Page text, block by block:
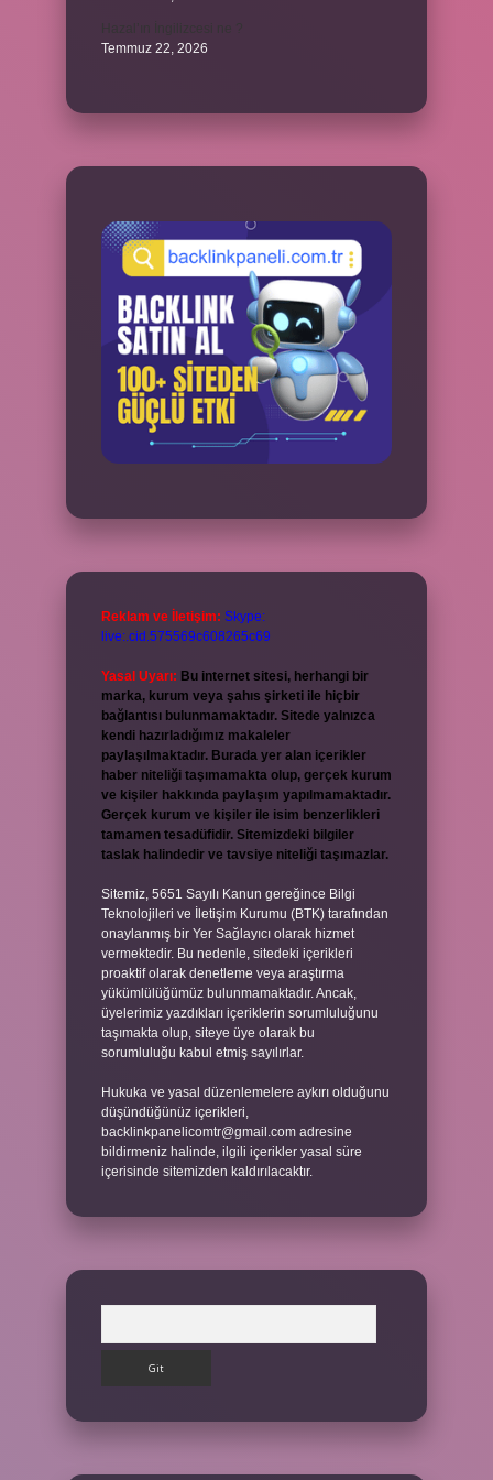
Temmuz 22, 2026
Reklam ve İletişim: Skype:
live:.cid.575569c608265c69
Yasal Uyarı: Bu internet sitesi, herhangi bir
marka, kurum veya şahıs şirketi ile hiçbir
bağlantısı bulunmamaktadır. Sitede yalnızca
kendi hazırladığımız makaleler
paylaşılmaktadır. Burada yer alan içerikler
haber niteliği taşımamakta olup, gerçek kurum
ve kişiler hakkında paylaşım yapılmamaktadır.
Gerçek kurum ve kişiler ile isim benzerlikleri
tamamen tesadüfidir. Sitemizdeki bilgiler
taslak halindedir ve tavsiye niteliği taşımazlar.
Sitemiz, 5651 Sayılı Kanun gereğince Bilgi
Teknolojileri ve İletişim Kurumu (BTK) tarafından
onaylanmış bir Yer Sağlayıcı olarak hizmet
vermektedir. Bu nedenle, sitedeki içerikleri
proaktif olarak denetleme veya araştırma
yükümlülüğümüz bulunmamaktadır. Ancak,
üyelerimiz yazdıkları içeriklerin sorumluluğunu
taşımakta olup, siteye üye olarak bu
sorumluluğu kabul etmiş sayılırlar.
Hukuka ve yasal düzenlemelere aykırı olduğunu
düşündüğünüz içerikleri,
backlinkpanelicomtr@gmail.com adresine
bildirmeniz halinde, ilgili içerikler yasal süre
içerisinde sitemizden kaldırılacaktır.